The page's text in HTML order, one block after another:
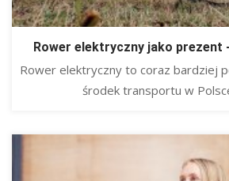
Rower elektryczny jako prezent
Rower elektryczny to coraz bardziej
środek transportu w